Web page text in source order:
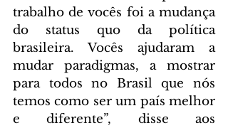
trabalho de vocês foi a mudança
do status quo da política
brasileira. Vocês ajudaram a
mudar paradigmas, a mostrar
para todos no Brasil que nós
temos como ser um país melhor
e diferente”, disse aos